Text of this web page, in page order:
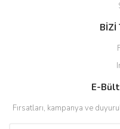
BİZİ
E-
Fırsatları, kampanya ve